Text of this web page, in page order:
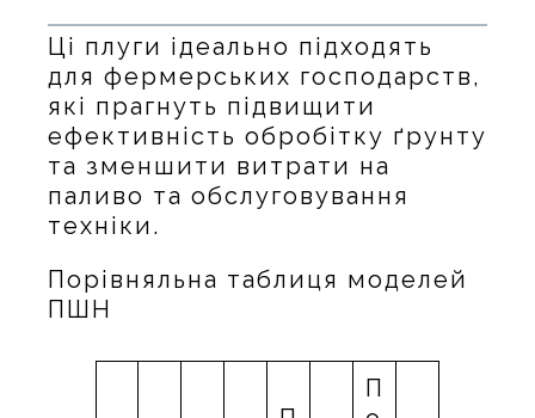
Ці плуги ідеально підходять
для фермерських господарств,
які прагнуть підвищити
ефективність обробітку ґрунту
та зменшити витрати на
паливо та обслуговування
техніки.
Порівняльна таблиця моделей
ПШН
П